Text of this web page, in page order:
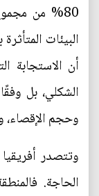
80% من
البيئات
أن الاستجابة
الشكلي، بل
وحجم الإقصاء،
وتتصدر